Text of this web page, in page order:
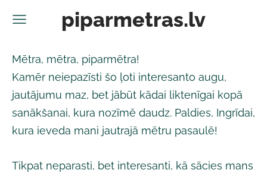
piparmetras.lv
Mētra, mētra, piparmētra!
Kamēr neiepazīsti šo ļoti interesanto augu,
jautājumu maz, bet jābūt kādai liktenīgai kopā
sanākšanai, kura nozīmē daudz. Paldies, Ingrīdai,
kura ieveda mani jautrajā mētru pasaulē!
Tikpat neparasti, bet interesanti, kā sācies mans